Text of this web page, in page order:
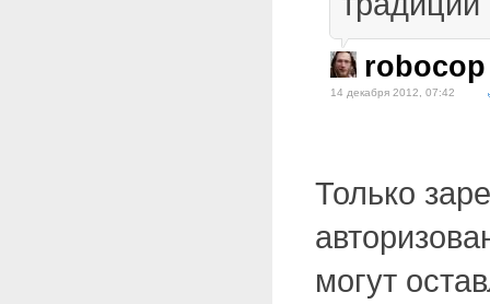
robocop
14 декабря 2012, 07:42
Только
могут